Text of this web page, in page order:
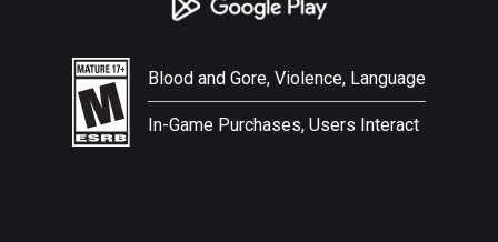
Blood and Gore, Violence, Language
In-Game Purchases, Users Interact